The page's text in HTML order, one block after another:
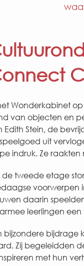
Wonderkabinet
van objecten en
Edith Stein, de
uit
indruk. Ze raakten
de tweede etage
voorwerpen
daarin
leerlingen een
bijzondere bijdrage
Zij begeleidden
met hun